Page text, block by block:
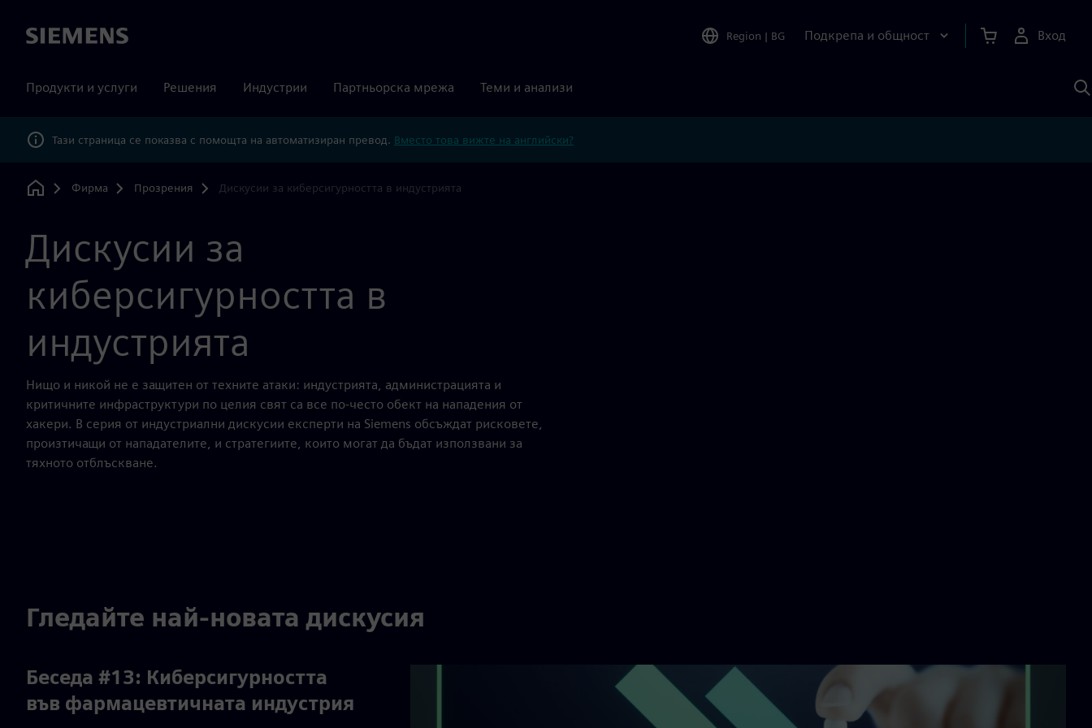
Siemens Region | BG Подкрепа и общност Вход
Продукти и услуги Решения Индустрии Партньорска мрежа Теми и анализи
с
Тази страница се показва с помощта на автоматизиран превод. Вместо това вижте на английски?
Home
Фирма Прозрения Дискусии за киберсигурността в индустрията
Дискусии за
киберсигурността в
индустрията
Нищо и никой не е защитен от техните атаки: индустрията, администрацията и
критичните инфраструктури по целия свят са все по-често обект на нападения от
хакери. В серия от индустриални дискусии експерти на Siemens обсъждат рисковете,
произтичащи от нападателите, и стратегиите, които могат да бъдат използвани за
тяхното отблъскване.
Гледайте най-новата дискусия
Беседа #13: Киберсигурността
във фармацевтичната индустрия